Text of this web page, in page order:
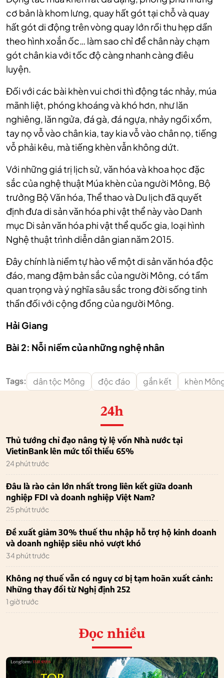
cơ bản là khom lưng, quay hất gót tại chỗ và quay
hất gót di động trên vòng quay lớn rồi thu hẹp dần
theo hình xoắn ốc… làm sao chỉ để chân này chạm
gót chân kia với tốc độ càng nhanh càng điêu
luyện.
Đối với các bài khèn vui chơi thì động tác nhảy, múa
mãnh liệt, phóng khoáng và khó hơn, như lăn
nghiêng, lăn ngửa, đá gà, đá ngựa, nhảy ngồi xổm,
tay nọ vỗ vào chân kia, tay kia vỗ vào chân nọ, tiếng
vỗ phải kêu, mà tiếng khèn vẫn không dứt.
Với những giá trị lịch sử, văn hóa và khoa học đặc
sắc của nghệ thuật Múa khèn của người Mông, Bộ
trưởng Bộ Văn hóa, Thể thao và Du lịch đã quyết
định đưa di sản văn hóa phi vật thể này vào Danh
mục Di sản văn hóa phi vật thể quốc gia, loại hình
Nghệ thuật trình diễn dân gian năm 2015.
Đây chính là niềm tự hào về một di sản văn hóa độc
đáo, mang đậm bản sắc của người Mông, có tầm
quan trọng và ý nghĩa sâu sắc trong đời sống tinh
thần đối với cộng đồng của người Mông.
Hải Giang
Bài 2: Nỗi niềm của những nghệ nhân
Tags: dân tộc Mông độc đáo gắn kết khèn
24h
Thủ tướng chỉ đạo nâng tỷ lệ vốn Nhà nước tại
VietinBank lên mức tối thiểu 65%
24 phút trước
Đâu là rào cản lớn nhất trong liên kết giữa doanh
nghiệp FDI và doanh nghiệp Việt Nam?
25 phút trước
Đề xuất giảm 30% thuế thu nhập hỗ trợ hộ kinh doanh
và doanh nghiệp siêu nhỏ vượt khó
34 phút trước
Không nợ thuế vẫn có nguy cơ bị tạm hoãn xuất cảnh:
Những thay đổi từ Nghị định 252
1 giờ trước
Đọc nhiều